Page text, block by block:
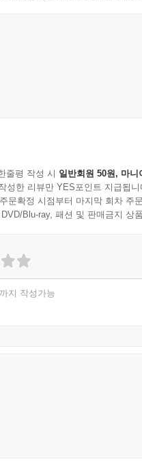
줄평 작성 시 일반회원 50원, 마니
성한 리뷰만 YES포인트 지급됩니
문확정 시점부터 마지막 회차 주
Blu-ray, 패션 및 판매금지 상
지 작성가능